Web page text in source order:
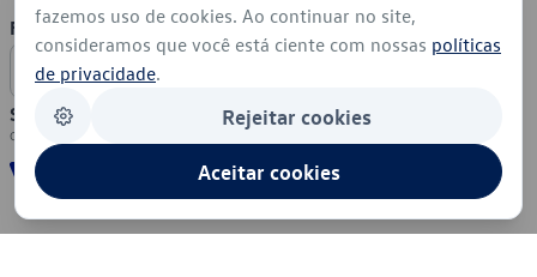
Formas de Pagamento
Segurança
fazemos uso de cookies. Ao continuar no site,
consideramos que você está ciente com nossas políticas
de privacidade.
Rejeitar cookies
Aceitar cookies